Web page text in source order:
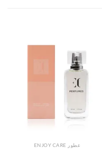
عطور ENJOY CARE